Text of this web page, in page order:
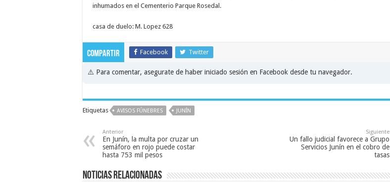
inhumados en el Cementerio Parque Rosedal.
casa de duelo: M. Lopez 628
Compartir Facebook Twitter
⚠️ Para comentar, asegurate de haber iniciado sesión en Facebook desde tu navegador.
Etiquetas AVISOS FÚNEBRES JUNÍN
Anterior
En Junín, la multa por cruzar un
semáforo en rojo puede costar
hasta 753 mil pesos
Siguiente
Un fallo judicial favorece a Grupo
Servicios Junín en el cobro de
tasas
Noticias relacionadas